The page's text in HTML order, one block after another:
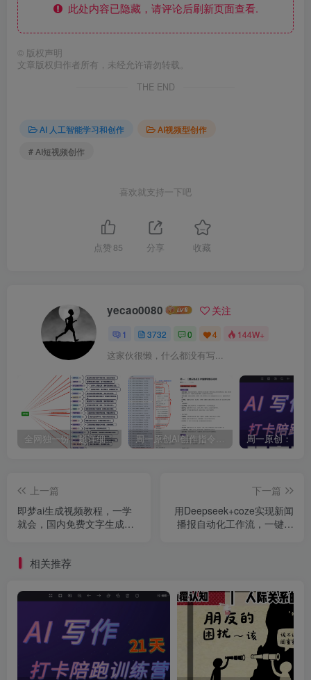
此处内容已隐藏，请评论后刷新页面查看.
© 版权声明
文章版权归作者所有，未经允许请勿转载。
THE END
AI 人工智能学习和创作
AI视频型创作
# AI短视频创作
喜欢就支持一下吧
点赞 85 分享 收藏
yecao0080 关注
1 3732 0 4 144W+
这家伙很懒，什么都没有写...
全网独一份：超详细的40+个自媒体赛道领域解析手册，让你的内容创作不再局限！ 周一原创AI创作指令词：30+个领域赛道的创作提示词集合
上一篇
即梦ai生成视频教程，一学
就会，国内免费文字生成视
下一篇
用Deepseek+coze实现新闻
播报自动化工作流，一键生
相关推荐